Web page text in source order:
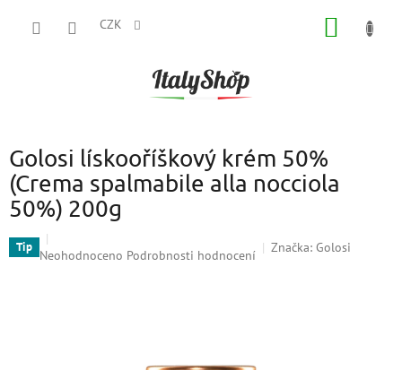
CZK
Golosi lískooříškový krém 50%
(Crema spalmabile alla nocciola
50%) 200g
Tip Průměrné
Neohodnoceno Podrobnosti hodnocení
Značka: Golosi